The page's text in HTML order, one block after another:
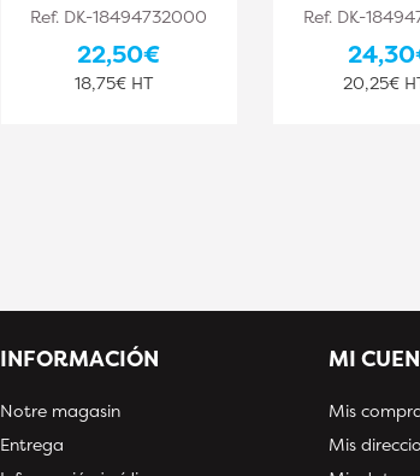
Ref. DK-18494732000
22,50€
18,75€ HT
Ref. DK-
20,25€
INFORMACIÓN
Notre magasin
Entrega
MI
Mis
Mis